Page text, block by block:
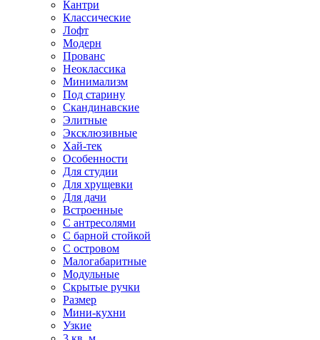
Кантри
Классические
Лофт
Модерн
Прованс
Неоклассика
Минимализм
Под старину
Скандинавские
Элитные
Эксклюзивные
Хай-тек
Особенности
Для студии
Для хрущевки
Для дачи
Встроенные
С антресолями
С барной стойкой
С островом
Малогабаритные
Модульные
Скрытые ручки
Размер
Мини-кухни
Узкие